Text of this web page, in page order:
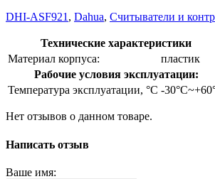
DHI-ASF921 , Dahua, Считыватели и
Технические характеристики
Материал корпуса:
пластик
Рабочие условия эксплуатации:
Температура эксплуатации, °C -
Нет отзывов о данном товаре.
Написать отзыв
Ваше имя: